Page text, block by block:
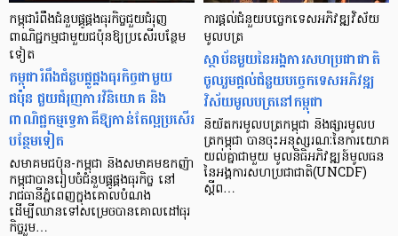
កម្ពុជារំពឹងជំនួបផ្គូផ្គងធុរកិច្ចជួយជំរុញ
ពាណិជ្ជកម្មជាមួយជប៉ុនឱ្យប្រសើរបន្ថែម
ទៀត
កម្ពុជារំពឹងជំនួបផ្គូផ្គងធុរកិច្ចជាមួយ
ជប៉ុន ជួយជំរុញការវិនិយោគ និង
ពាណិជ្ជកម្មទ្វេភាគីឱ្យកាន់តែល្អប្រសើរ
បន្ថែមទៀត
សមាគមជប៉ុន-កម្ពុជា និងសមាគមឧកញ៉ា
កម្ពុជាបានរៀបចំជំនួបផ្គូផ្គងធុរកិច្ច នៅ
រាជធានីភ្នំពេញក្នុងគោលបំណង
ដើម្បីឈានទៅសម្រេចបានគោលដៅធុរ
កិច្ចរួម…
ការផ្ដល់ជំនួយបច្ចេកទេសអភិវឌ្ឍវិស័យ
មូលបត្រ
ស្ថាប័នមួយនៃអង្គការសហប្រជាជាតិ
ចូលរួមផ្ដល់ជំនួយបច្ចេកទេសអភិវឌ្ឍ
វិស័យមូលបត្រនៅកម្ពុជា
និយ័តករមូលបត្រកម្ពុជា និងផ្សារមូលប
ត្រកម្ពុជា បានចុះអនុស្សរណៈនៃការយោគ
យល់គ្នាជាមួយ មូលនិធិអភិវឌ្ឍន៍មូលធន
នៃអង្គការសហប្រជាជាតិ(UNCDF)
ស្ដីព…